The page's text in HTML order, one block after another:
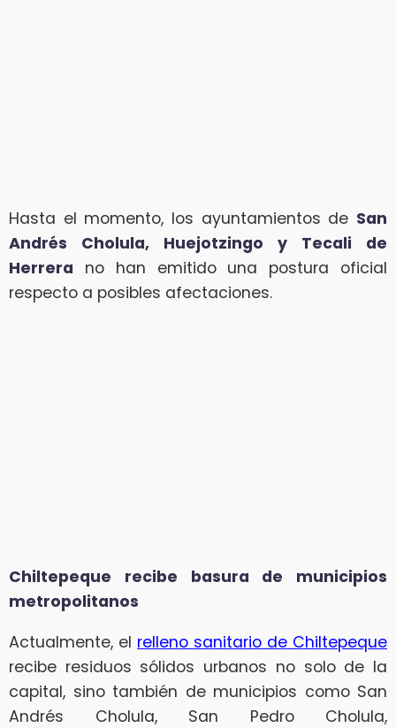
Hasta el momento, los ayuntamientos de San
Andrés Cholula, Huejotzingo y Tecali de
Herrera no han emitido una postura oficial
respecto a posibles afectaciones.
Chiltepeque recibe basura de municipios
metropolitanos
Actualmente, el relleno sanitario de Chiltepeque
recibe residuos sólidos urbanos no solo de la
capital, sino también de municipios como San
Andrés Cholula, San Pedro Cholula,